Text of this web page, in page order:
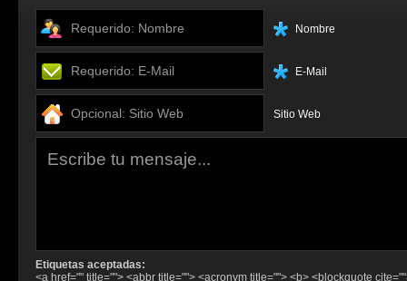
Nombre
E-Mail
Sitio Web
Etiquetas aceptadas:
<a href="" title=""> <abbr title=""> <acronym title=""> <b> <blockquote